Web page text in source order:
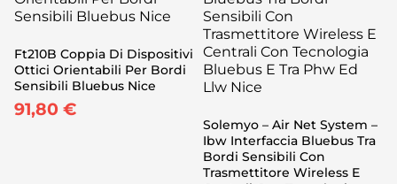
Ft210B Coppia Di Dispositivi
Ottici Orientabili Per Bordi
Sensibili Bluebus Nice
91,80 €
Solemyo – Air Net System –
Ibw Interfaccia Bluebus Tra
Bordi Sensibili Con
Trasmettitore Wireless E